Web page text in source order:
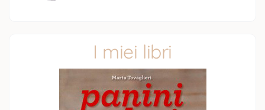
I miei libri